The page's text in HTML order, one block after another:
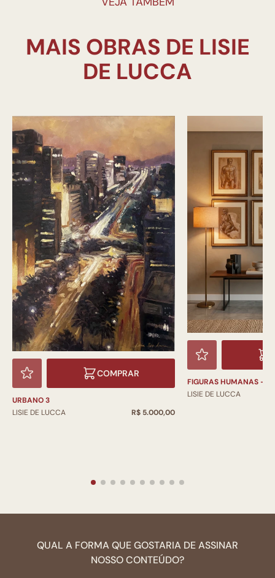
MAIS OBRAS DE LISIE
COMPRAR
URBANO 3
LISIE DE LUCCA
R$ 5.000,00
FIGURAS HUMANAS -
LISIE DE LUCCA
QUAL A FORMA QUE GOSTARIA DE ASSINAR
NOSSO CONTEÚDO?